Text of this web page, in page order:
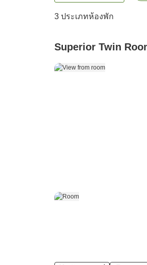
3 ประเภทห้องพัก
Superior Twin